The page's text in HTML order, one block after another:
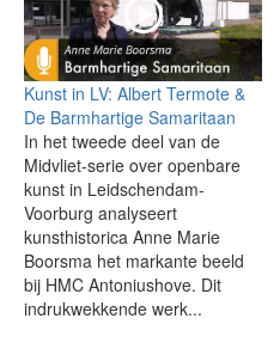
Kunst in LV: Albert Termote &
De Barmhartige Samaritaan
In het tweede deel van de
Midvliet-serie over openbare
kunst in Leidschendam-
Voorburg analyseert
kunsthistorica Anne Marie
Boorsma het markante beeld
bij HMC Antoniushove. Dit
indrukwekkende werk...